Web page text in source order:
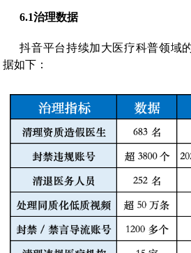
6.1治理数据
抖音平台持续加大医疗科普领域
据如下：